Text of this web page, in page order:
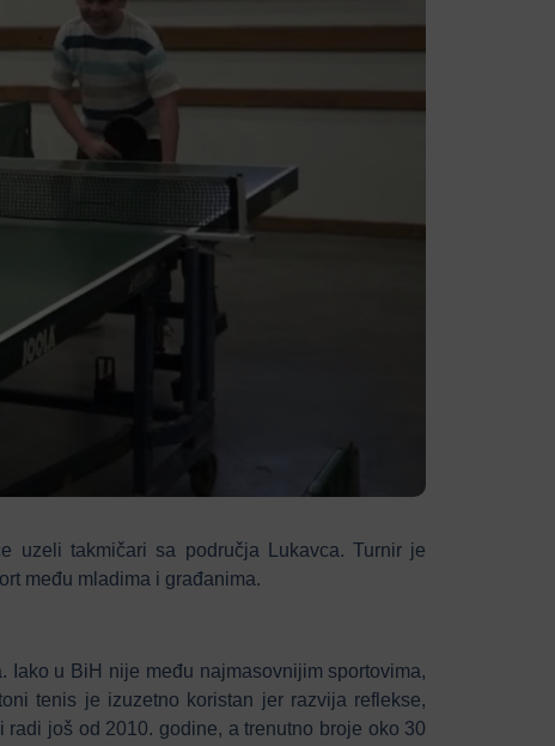
uzeli takmičari sa područja Lukavca. Turnir je
među mladima i građanima.
u BiH nije među najmasovnijim sportovima,
tenis je izuzetno koristan jer razvija reflekse,
još od 2010. godine, a trenutno broje oko 30